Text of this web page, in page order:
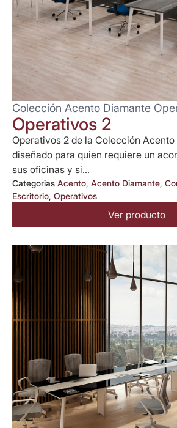
Colección Acento Diamante
Operativos 2
Operativos 2 de la Colección Acento
diseñado para quien requiere un
sus oficinas y si...
Categorias Acento, Acento Diamante,
Escritorio, Operativos
Ver producto